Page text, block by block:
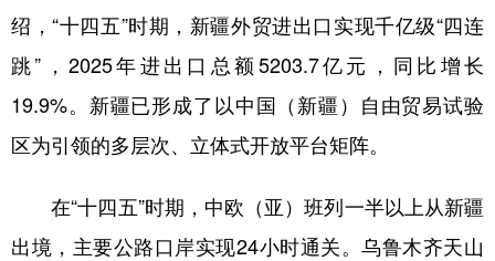
湖南
广东 广西 海南 重庆
四川 贵州 云南
新疆 内蒙古 黑龙江
绍，“十四五”时期，新疆外贸进出口实现千亿级“四连
跳”，2025年进出口总额5203.7亿元，同比增长
19.9%。新疆已形成了以中国（新疆）自由贸易试验
区为引领的多层次、立体式开放平台矩阵。
在“十四五”时期，中欧（亚）班列一半以上从新疆
出境，主要公路口岸实现24小时通关。乌鲁木齐天山